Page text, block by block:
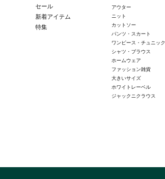
セール
新着アイテム
特集
アウター
ニット
カットソー
パンツ・スカート
ワンピース・チュニック
シャツ・ブラウス
ホームウェア
ファッション雑貨
大きいサイズ
ホワイトレーベル
ジャックニクラウス